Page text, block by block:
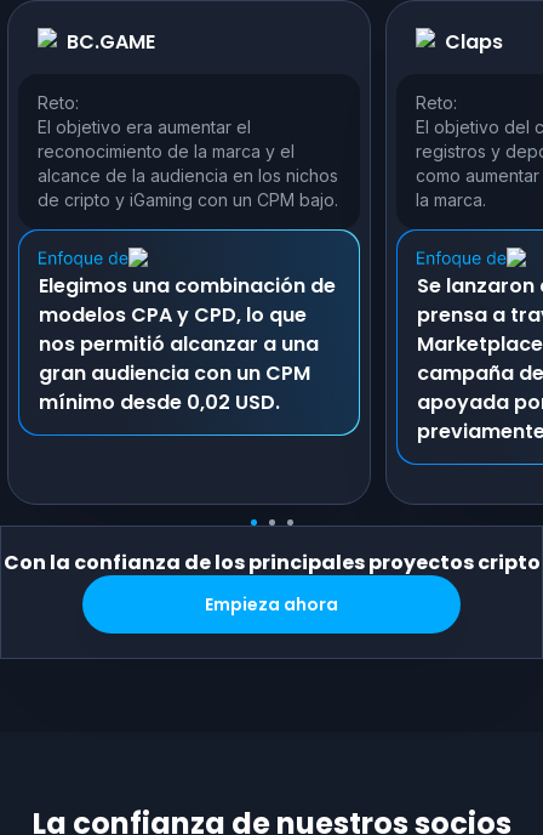
BC.GAME
Reto:
El objetivo era aumentar el
reconocimiento de la marca y el
alcance de la audiencia en los nichos
de cripto y iGaming con un CPM bajo.
Elegimos una combinación de
modelos CPA y CPD, lo que
nos permitió alcanzar a una
gran audiencia con un CPM
mínimo desde 0,02 USD.
Claps
Reto:
El objetivo del
registros y
como
la marca.
Se
prensa a
campaña
apoyada
Con la confianza de los principales proyectos cripto
Empieza ahora
La confianza de nuestros socios